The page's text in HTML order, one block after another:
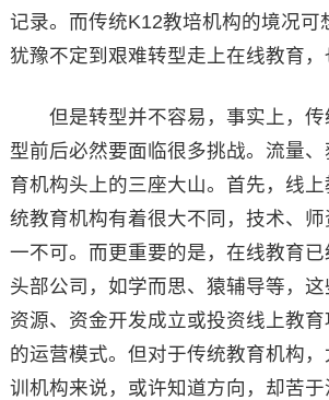
记录。而传统K12教培机构的境况可
犹豫不定到艰难转型走上在线教育，
但是转型并不容易，事实上，传
型前后必然要面临很多挑战。流量
育机构头上的三座大山。首先，线
统教育机构有着很大不同，技术、
一不可。而更重要的是，在线教育
头部公司，如学而思、猿辅导等，
资源、资金开发成立或投资线上教
的运营模式。但对于传统教育机构
训机构来说，或许知道方向，却苦